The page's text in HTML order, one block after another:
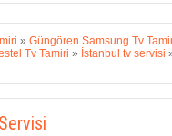
» Güngören Samsung Tv
Tv Tamiri » İstanbul tv servisi